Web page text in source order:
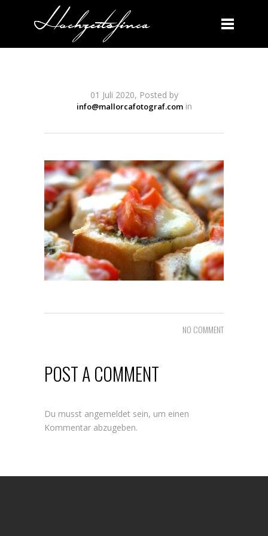
01 Juli 2020, Posted by
info@mallorcafotograf.comin
NO COMMENT
POST A COMMENT
Du musst angemeldet sein, um einen
Kommentar abzugeben.